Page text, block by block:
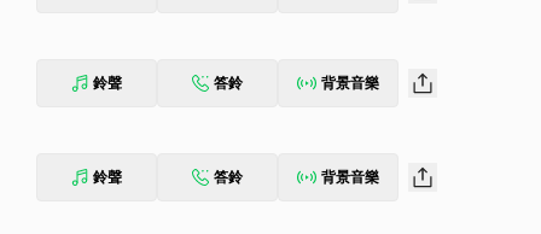
鈴聲 答鈴 背景音樂
鈴聲 答鈴 背景音樂